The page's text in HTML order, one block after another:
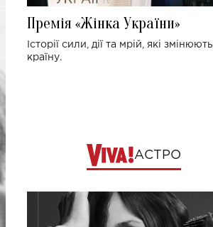
Премія «Жінка України»
Історії сили, дії та мрій, які змінюють
країну.
АСТРО